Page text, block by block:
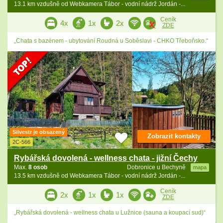
13.1 km vzdušně od Webkamera Tábor - vodní nádrž Jordán -...
4x 1x 2x
Ceník
ZDE
„Chata s bazénem - ubytování Roudná u Soběslavi - CHKO Třeboňsko.“
Silvestr je obsazený
2C-566
Rybářská dovolená - wellness chata - jižní Čechy
Dobronice u Bechyně mapa
Max. 8 osob
13.5 km vzdušně od Webkamera Tábor - vodní nádrž Jordán -...
Zobrazit kontakty
2x 1x 1x
Ceník
ZDE
„Rybářská dovolená - wellness chata u Lužnice (sauna a koupací sud)“